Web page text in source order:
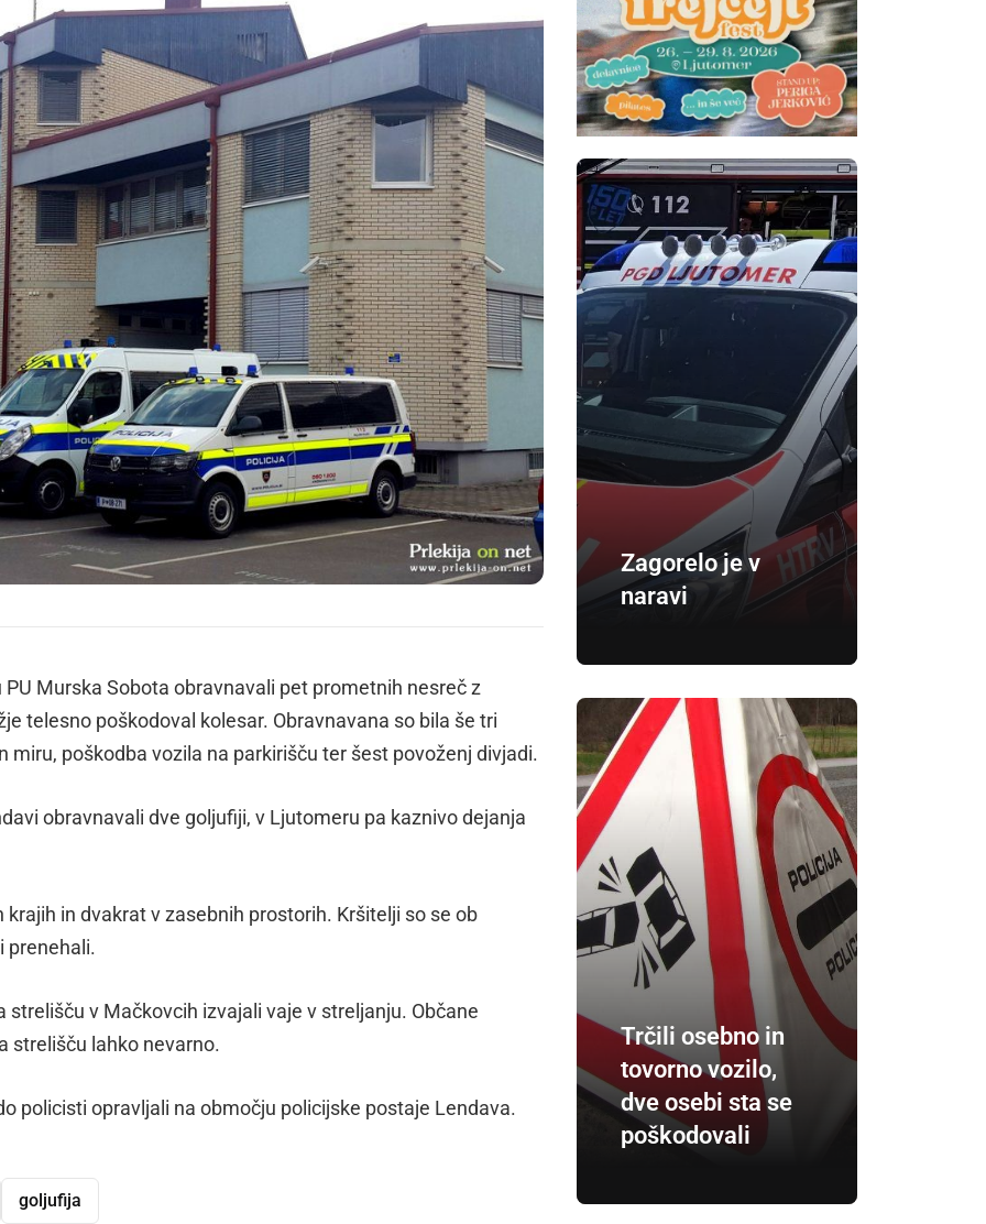
PU Murska Sobota obravnavali pet prometnih nesreč z
telesno poškodoval kolesar. Obravnavana so bila še tri
miru, poškodba vozila na parkirišču ter šest povoženj divjadi.
obravnavali dve goljufiji, v Ljutomeru pa kaznivo dejanja
krajih in dvakrat v zasebnih prostorih. Kršitelji so se ob
prenehali.
strelišču v Mačkovcih izvajali vaje v streljanju. Občane
strelišču lahko nevarno.
policisti opravljali na območju policijske postaje Lendava.
goljufija
Zagorelo je v
naravi
Trčili osebno in
tovorno vozilo,
dve osebi sta se
poškodovali